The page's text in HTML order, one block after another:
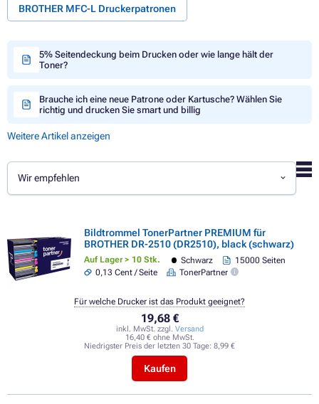
BROTHER MFC-L Druckerpatronen
5% Seitendeckung beim Drucken oder wie lange hält der
Toner?
Brauche ich eine neue Patrone oder Kartusche? Wählen Sie
richtig und drucken Sie smart und billig
Weitere Artikel anzeigen
Wir empfehlen
Bildtrommel TonerPartner PREMIUM für
BROTHER DR-2510 (DR2510), black (schwarz)
Auf Lager > 10 Stk. Schwarz
15000 Seiten
0,13 Cent / Seite
TonerPartner
19,68 €
inkl. MwSt. zzgl. Versand
16,40 € ohne MwSt.
Niedrigster Preis der letzten 30 Tage: 8,99 €
Kaufen
Für welche Drucker ist das Produkt geeignet?